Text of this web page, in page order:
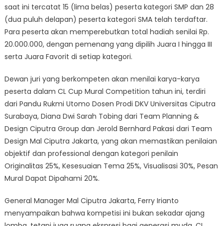
saat ini tercatat 15 (lima belas) peserta kategori SMP dan 28
(dua puluh delapan) peserta kategori SMA telah terdaftar.
Para peserta akan memperebutkan total hadiah senilai Rp.
20.000.000, dengan pemenang yang dipilih Juara I hingga III
serta Juara Favorit di setiap kategori.
Dewan juri yang berkompeten akan menilai karya-karya
peserta dalam CL Cup Mural Competition tahun ini, terdiri
dari Pandu Rukmi Utomo Dosen Prodi DKV Universitas Ciputra
Surabaya, Diana Dwi Sarah Tobing dari Team Planning &
Design Ciputra Group dan Jerold Bernhard Pakasi dari Team
Design Mal Ciputra Jakarta, yang akan memastikan penilaian
objektif dan professional dengan kategori penilain
Originalitas 25%, Kesesuaian Tema 25%, Visualisasi 30%, Pesan
Mural Dapat Dipahami 20%.
General Manager Mal Ciputra Jakarta, Ferry Irianto
menyampaikan bahwa kompetisi ini bukan sekadar ajang